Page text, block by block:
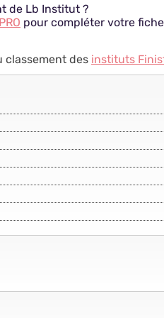
de Lb Institut ?
pour compléter votre
classement des instituts